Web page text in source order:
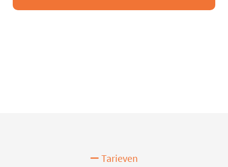
Tarieven